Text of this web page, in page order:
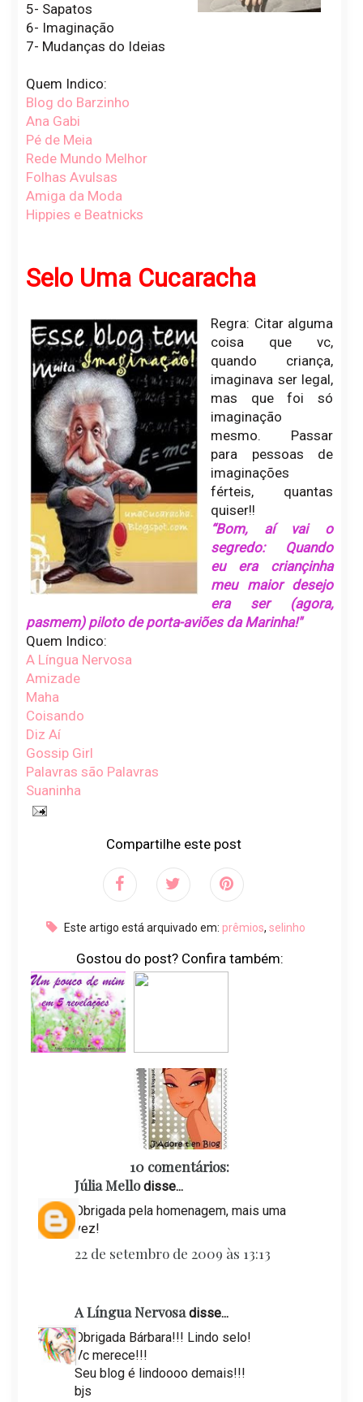
5- Sapatos
6- Imaginação
7- Mudanças do Ideias
Quem Indico:
Blog do Barzinho
Ana Gabi
Pé de Meia
Rede Mundo Melhor
Folhas Avulsas
Amiga da Moda
Hippies e Beatnicks
Selo Uma Cucaracha
Regra: Citar alguma
coisa que vc,
quando criança,
imaginava ser legal,
mas que foi só
imaginação
mesmo. Passar
para pessoas de
imaginações
férteis, quantas
quiser!!
“Bom, aí vai o
segredo: Quando
eu era criançinha
meu maior desejo
era ser (agora,
pasmem) piloto de porta-aviões da Marinha!"
Quem Indico:
A Língua Nervosa
Amizade
Maha
Coisando
Diz Aí
Gossip Girl
Palavras são Palavras
Suaninha
Compartilhe este post
Este artigo está arquivado em: prêmios, selinho
Gostou do post? Confira também:
10 comentários:
Júlia Mellodisse...
Obrigada pela homenagem, mais uma
vez!
22 de setembro de 2009 às 13:13
A Língua Nervosadisse...
Obrigada Bárbara!!! Lindo selo!
Vc merece!!!
Seu blog é lindoooo demais!!!
bjs